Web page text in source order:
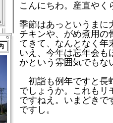
こんにちわ。産直やく
季節はあっというまに
チキンや、がめ煮用の
てきて、なんとなく年
いえ、今年は忘年会も
かという雰囲気でもな
初詣も例年ですと長
でしょうか。これもリ
ですねえ。いまどきで
ですし。